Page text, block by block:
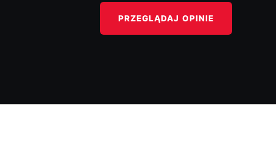
PRZEGLĄDAJ OPINIE